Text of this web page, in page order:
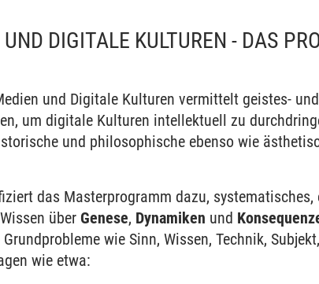
DIGITALE KULTUREN - DAS
und Digitale Kulturen vermittelt geistes-
um digitale Kulturen intellektuell zu
und philo­sophische ebenso wie
das Master­programm dazu,
über Genese, Dynamiken und
wie Sinn, Wissen, Technik,
wie etwa: